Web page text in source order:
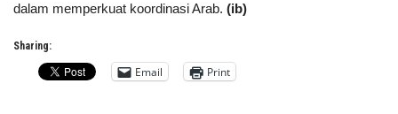
dalam memperkuat koordinasi Arab. (ib)
Sharing:
Email Print